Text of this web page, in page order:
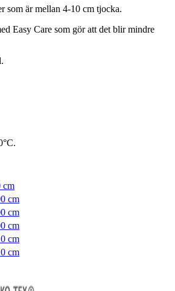
som är mellan 4-10 cm tjocka.
Easy Care som gör att det blir mindre
cm
cm
cm
cm
cm
cm